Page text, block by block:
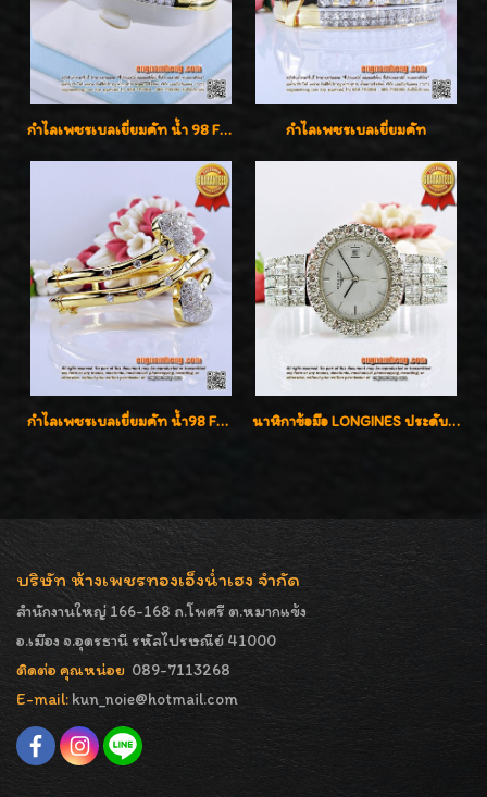
กำไลเพชรเบลเยี่ยมคัท น้ำ 98 F-Color/VVS เพชร 22 เม็ด น้ำหนักเพชรรวม 1.97 กะรัต ตัวเรือนตัน หนาแข็งแรง เพชรสวย ขาวจั๊ว ทุกเม็ด เล่นไฟ่วิ้งสุดๆค่ะ เปิดราคาโปรโมชั่น ถูกสุดๆค่ะ กำไลเพชรเบลเยี่ยมคัท
กำไลเพชรเบลเยี่ยมคัท น้ำ98 F-Color/VVS น้ำหนักเพชรรวม 3.00 กะรัต สวยไม่ซ้ำใครค่ะ นาฬิกาข้อมือ LONGINES ประดับเพชร 5.20 กะรัต ใส่เล่น ใส่ออกงานหรูหราไฮโซค่ะ
บริษัท ห้างเพชรทองเอ็งน่ำเฮง จำกัด
สำนักงานใหญ่ 166-168 ถ.โพศรี ต.หมากแข้ง
อ.เมือง จ.อุดรธานี รหัสไปรษณีย์ 41000
ติดต่อ คุณหน่อย 089-7113268
E-mail: kun_noie@hotmail.com